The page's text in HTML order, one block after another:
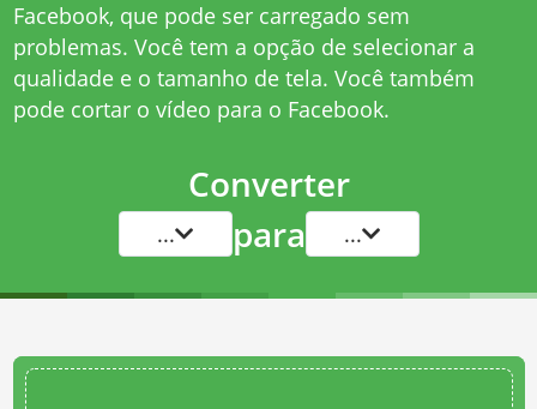
Facebook, que pode ser carregado sem
problemas. Você tem a opção de selecionar a
qualidade e o tamanho de tela. Você também
pode cortar o vídeo para o Facebook.
Converter
... para ...